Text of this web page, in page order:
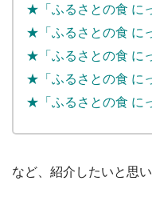
★「ふるさとの食 に
★「ふるさとの食 に
★「ふるさとの食 に
★「ふるさとの食 に
★「ふるさとの食 に
など、紹介したいと思い